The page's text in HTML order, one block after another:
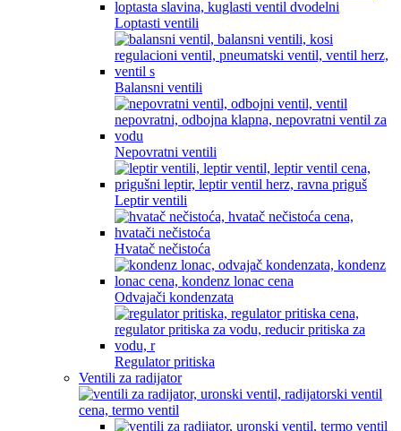
Loptasti ventili
Balansni ventili
Nepovratni ventili
Leptir ventili
Hvatač nečistoća
Odvajači kondenzata
Regulator pritiska
Ventili za radijator